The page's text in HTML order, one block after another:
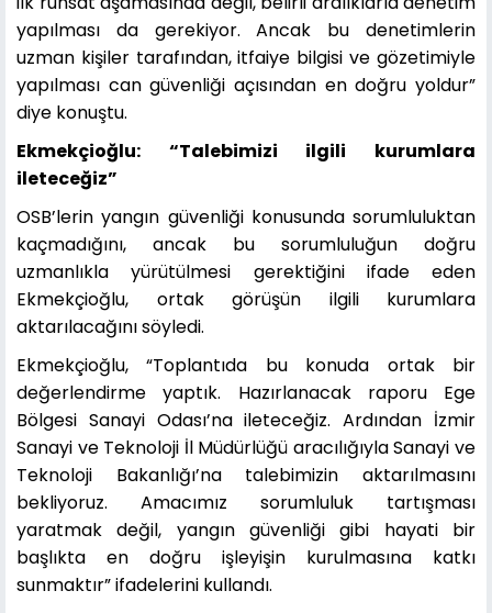
yapılması da gerekiyor. Ancak bu denetimlerin
uzman kişiler tarafından, itfaiye bilgisi ve gözetimiyle
yapılması can güvenliği açısından en doğru yoldur”
diye konuştu.
Ekmekçioğlu: “Talebimizi ilgili kurumlara
ileteceğiz”
OSB’lerin yangın güvenliği konusunda sorumluluktan
kaçmadığını, ancak bu sorumluluğun doğru
uzmanlıkla yürütülmesi gerektiğini ifade eden
Ekmekçioğlu, ortak görüşün ilgili kurumlara
aktarılacağını söyledi.
Ekmekçioğlu, “Toplantıda bu konuda ortak bir
değerlendirme yaptık. Hazırlanacak raporu Ege
Bölgesi Sanayi Odası’na ileteceğiz. Ardından İzmir
Sanayi ve Teknoloji İl Müdürlüğü aracılığıyla Sanayi ve
Teknoloji Bakanlığı’na talebimizin aktarılmasını
bekliyoruz. Amacımız sorumluluk tartışması
yaratmak değil, yangın güvenliği gibi hayati bir
başlıkta en doğru işleyişin kurulmasına katkı
sunmaktır” ifadelerini kullandı.